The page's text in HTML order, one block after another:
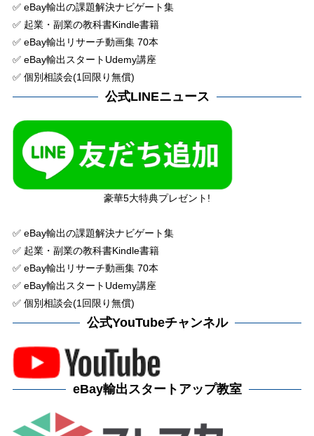
✅ eBay輸出の課題解決ナビゲート集
✅ 起業・副業の教科書Kindle書籍
✅ eBay輸出リサーチ動画集 70本
✅ eBay輸出スタートUdemy講座
✅ 個別相談会(1回限り無償)
公式LINEニュース
豪華5大特典プレゼント!
✅ eBay輸出の課題解決ナビゲート集
✅ 起業・副業の教科書Kindle書籍
✅ eBay輸出リサーチ動画集 70本
✅ eBay輸出スタートUdemy講座
✅ 個別相談会(1回限り無償)
公式YouTubeチャンネル
eBay輸出スタートアップ教室